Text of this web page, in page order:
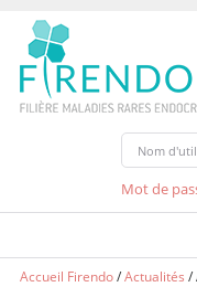
Mot de
Accueil Firendo/Actualités /